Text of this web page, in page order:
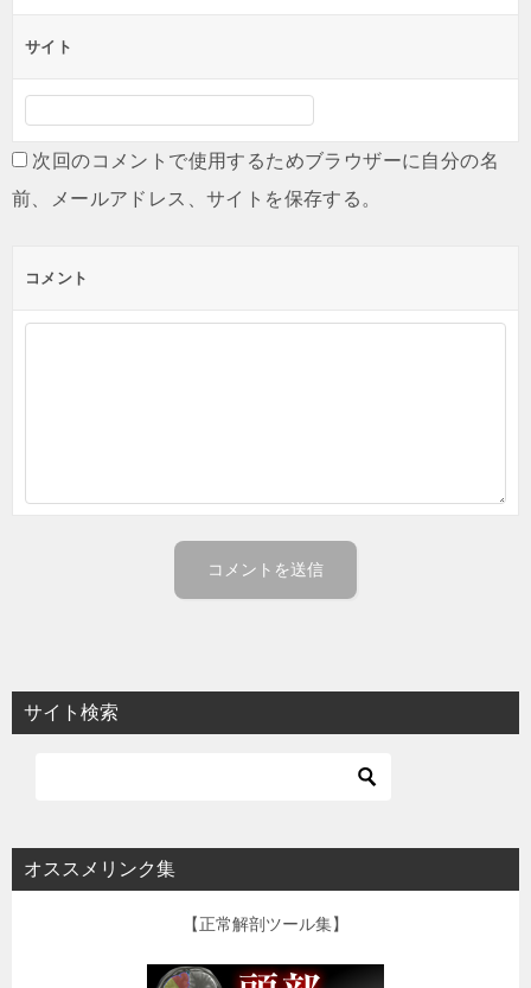
サイト
次回のコメントで使用するためブラウザーに自分の名
前、メールアドレス、サイトを保存する。
コメント
サイト検索
オススメリンク集
【正常解剖ツール集】